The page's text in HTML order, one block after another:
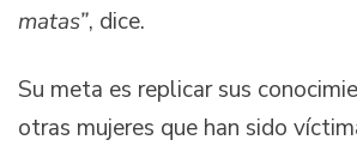
matas”, dice.
Su meta es replicar sus
otras mujeres que han sido